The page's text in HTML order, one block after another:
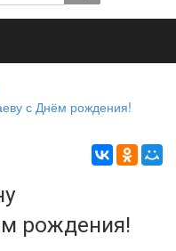
с Днём рождения!
рождения!